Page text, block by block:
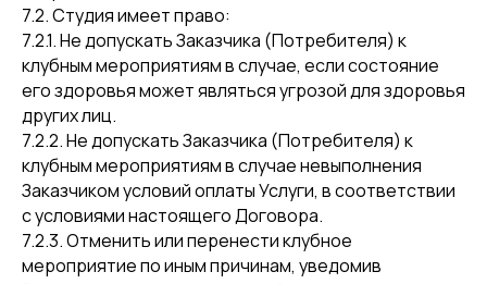
7.2. Студия имеет право:
7.2.1. Не допускать Заказчика (Потребителя) к
клубным мероприятиям в случае, если состояние
его здоровья может являться угрозой для здоровья
других лиц.
7.2.2. Не допускать Заказчика (Потребителя) к
клубным мероприятиям в случае невыполнения
Заказчиком условий оплаты Услуги, в соответствии
с условиями настоящего Договора.
7.2.3. Отменить или перенести клубное
мероприятие по иным причинам, уведомив